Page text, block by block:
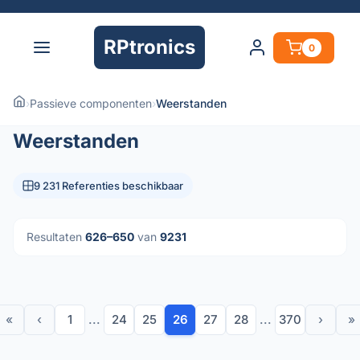
RPtronics 0
›Passieve componenten›Weerstanden
Weerstanden
9 231 Referenties beschikbaar
Resultaten 626–650 van 9231
« ‹ 1 ... 24 25 26 27 28 ... 370 › »